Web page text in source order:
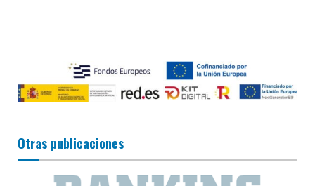
Otras publicaciones